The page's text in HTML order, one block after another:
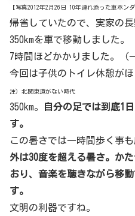
【写真2012年2月26日 10年連れ添った車ホンダ
帰省していたので、実家の
350kmを車で移動しました。
7時間ほどかかりました。（
今回は子供のトイレ休憩がほ
注）北関東道がない時代
350km。
自分の足では到底1
す。
この暑さでは一時間歩く事も
外は30度を超える暑さ。か
おり、音楽を聴きながら移
す。
文明の利器ですね。